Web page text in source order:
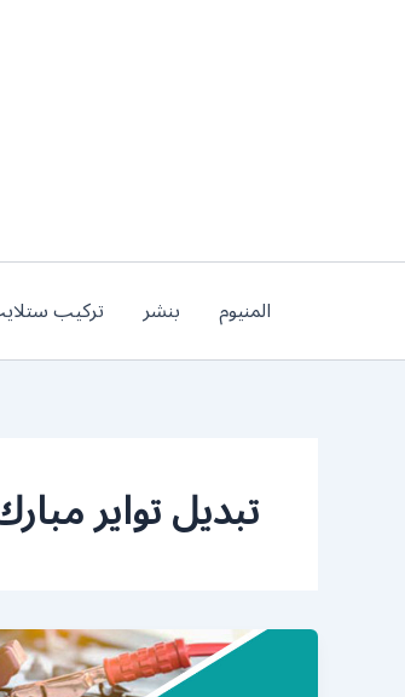
المنيوم بنشر تركيب
تبديل تواير